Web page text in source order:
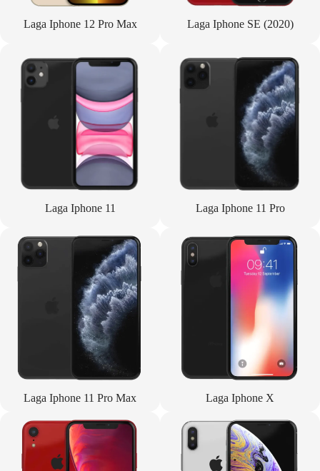
Laga Iphone 12 Pro Max Laga Iphone SE (2020)
Laga Iphone 11 Laga Iphone 11 Pro
Laga Iphone 11 Pro Max Laga Iphone X